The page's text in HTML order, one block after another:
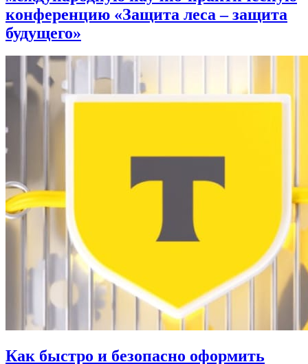
конференцию «Защита леса – защита
будущего»
Как быстро и безопасно оформить